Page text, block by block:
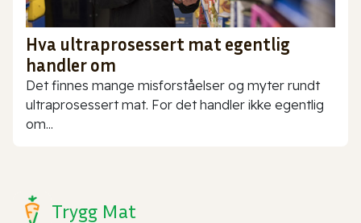
Hva ultraprosessert mat egentlig
handler om
Det finnes mange misforståelser og myter rundt
ultraprosessert mat. For det handler ikke egentlig
om...
Trygg Mat